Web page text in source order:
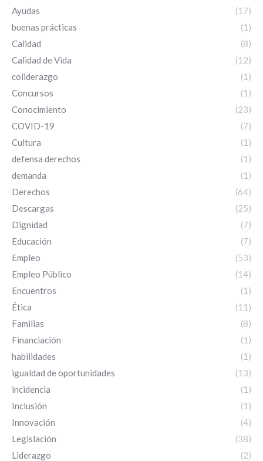
Ayudas
(17)
buenas prácticas
(1)
Calidad
(8)
Calidad de Vida
(12)
coliderazgo
(1)
Concursos
(1)
Conocimiento
(23)
COVID-19
(7)
Cultura
(1)
defensa derechos
(1)
demanda
(1)
Derechos
(64)
Descargas
(25)
Dignidad
(7)
Educación
(7)
Empleo
(53)
Empleo Público
(14)
Encuentros
(1)
Ética
(11)
Familias
(8)
Financiación
(1)
habilidades
(1)
igualdad de oportunidades
(13)
incidencia
(1)
Inclusión
(1)
Innovación
(4)
Legislación
(38)
Liderazgo
(2)